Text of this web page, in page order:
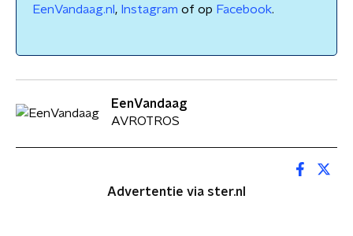
EenVandaag.nl , Instagram of op Facebook.
EenVandaag
AVROTROS
Advertentie via ster.nl